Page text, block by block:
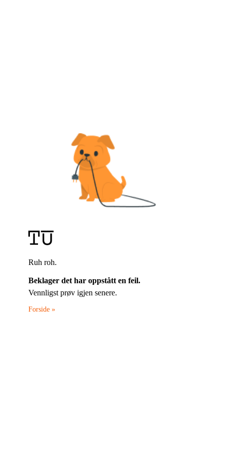
Ruh roh.
Beklager det har oppstått en feil.
Vennligst prøv igjen senere.
Forside »